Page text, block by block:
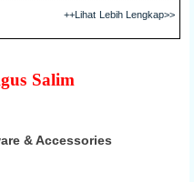
++Lihat Lebih Lengkap>>
Salim
& Accessories